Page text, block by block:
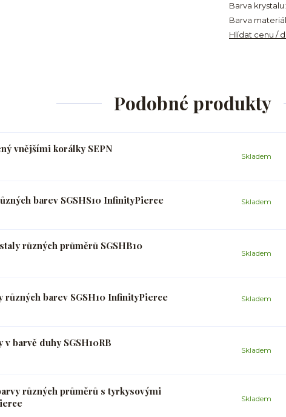
Barva krystalu:
Barva
Hlídat cenu /
Podobné produkty
vnějšími korálky SEPN
Skladem
barev SGSHS10 InfinityPierce Skladem
různých průměrů SGSHB10
Skladem
barev SGSH10 InfinityPierce Skladem
barvě duhy SGSH10RB
Skladem
různých průměrů s tyrkysovými
Skladem